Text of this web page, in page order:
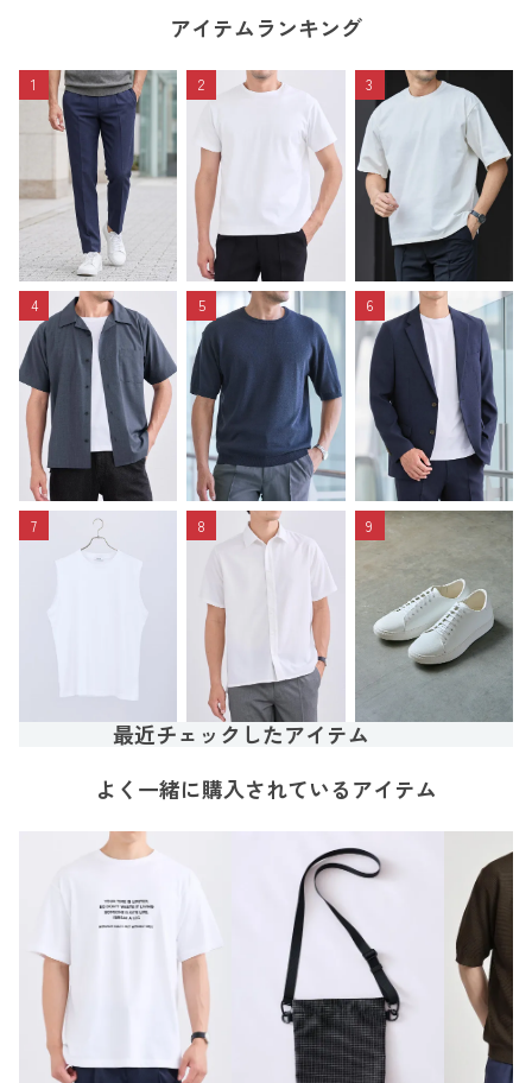
アイテムランキング
1 2 3
4 5 6
7 8 9
最近チェックしたアイテム
よく一緒に購入されているアイテム